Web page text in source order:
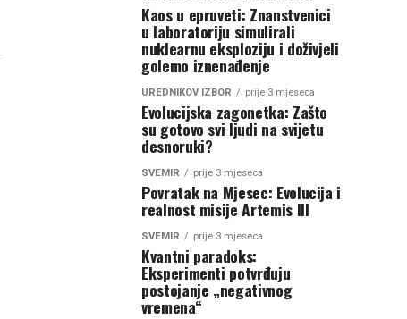
Kaos u epruveti: Znanstvenici
u laboratoriju simulirali
nuklearnu eksploziju i doživjeli
golemo iznenađenje
UREDNIKOV IZBOR prije 3 mjeseca
Evolucijska zagonetka: Zašto
su gotovo svi ljudi na svijetu
desnoruki?
SVEMIR prije 3 mjeseca
Povratak na Mjesec: Evolucija i
realnost misije Artemis III
SVEMIR prije 3 mjeseca
Kvantni paradoks:
Eksperimenti potvrđuju
postojanje „negativnog
vremena“